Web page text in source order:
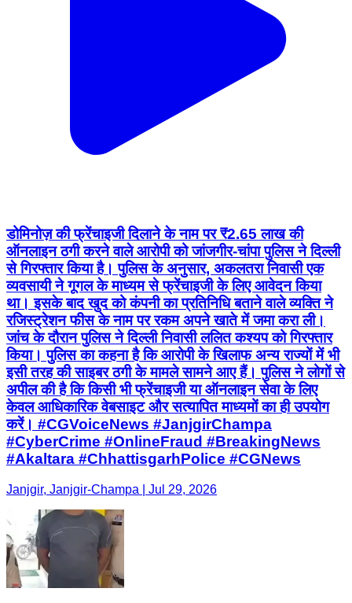
डोमिनोज़ की फ्रेंचाइजी दिलाने के नाम पर ₹2.65 लाख की
ऑनलाइन ठगी करने वाले आरोपी को जांजगीर-चांपा पुलिस ने दिल्ली
से गिरफ्तार किया है। पुलिस के अनुसार, अकलतरा निवासी एक
व्यवसायी ने गूगल के माध्यम से फ्रेंचाइजी के लिए आवेदन किया
था। इसके बाद खुद को कंपनी का प्रतिनिधि बताने वाले व्यक्ति ने
रजिस्ट्रेशन फीस के नाम पर रकम अपने खाते में जमा करा ली।
जांच के दौरान पुलिस ने दिल्ली निवासी ललित कश्यप को गिरफ्तार
किया। पुलिस का कहना है कि आरोपी के खिलाफ अन्य राज्यों में भी
इसी तरह की साइबर ठगी के मामले सामने आए हैं। पुलिस ने लोगों से
अपील की है कि किसी भी फ्रेंचाइजी या ऑनलाइन सेवा के लिए
केवल आधिकारिक वेबसाइट और सत्यापित माध्यमों का ही उपयोग
करें। #CGVoiceNews #JanjgirChampa
#CyberCrime #OnlineFraud #BreakingNews
#Akaltara #ChhattisgarhPolice #CGNews
Janjgir, Janjgir-Champa | Jul 29, 2026